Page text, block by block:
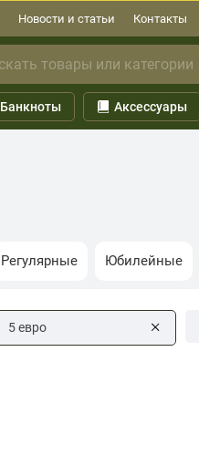
Новости и статьи Контакты
Банкноты Аксессуары
Регулярные Юбилейные
5 евро